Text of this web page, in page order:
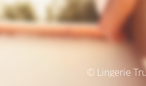
© Lingerie